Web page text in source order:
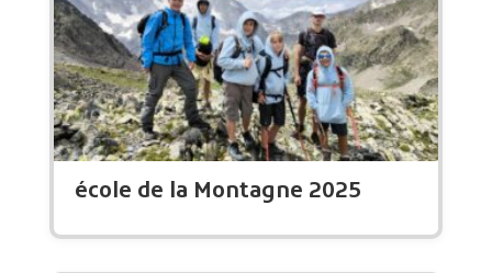
école de la Montagne 2025